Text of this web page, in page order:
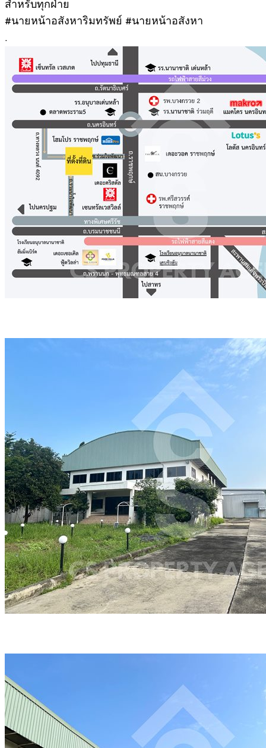
สำหรับทุกฝ่าย
#นายหน้าอสังหาริมทรัพย์ #นายหน้าอสังหา
.